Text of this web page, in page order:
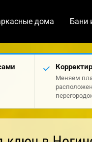
дома Бани
Меняем